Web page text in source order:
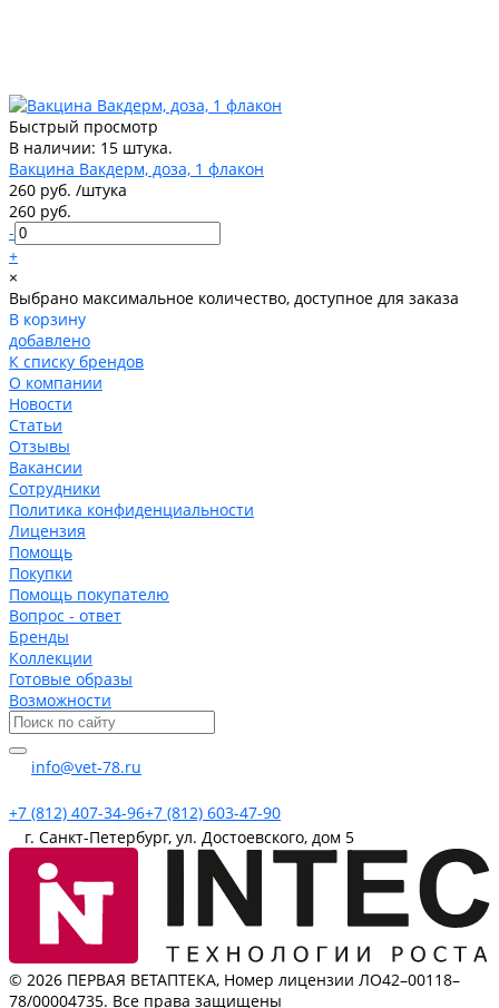
Быстрый просмотр
В наличии: 15 штука.
Вакцина Вакдерм, доза, 1 флакон
260 руб. /штука
260 руб.
-
+
×
Выбрано максимальное количество, доступное для заказа
В корзину
добавлено
К списку брендов
О компании
Новости
Статьи
Отзывы
Вакансии
Сотрудники
Политика конфиденциальности
Лицензия
Помощь
Покупки
Помощь покупателю
Вопрос - ответ
Бренды
Коллекции
Готовые образы
Возможности
info@vet-78.ru
+7 (812) 407-34-96+7 (812) 603-47-90
г. Санкт-Петербург, ул. Достоевского, дом 5
© 2026 ПЕРВАЯ ВЕТАПТЕКА, Номер лицензии ЛО42–00118–
78/00004735. Все права защищены